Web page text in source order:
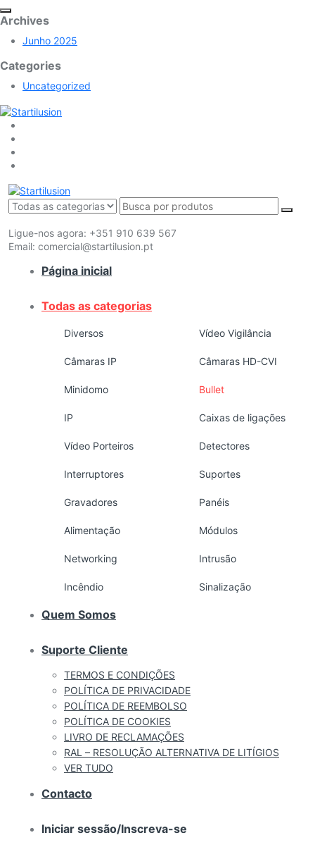
Archives
Junho 2025
Categories
Uncategorized
Ligue-nos agora: +351 910 639 567
Email: comercial@startilusion.pt
Página inicial
Todas as categorias
Diversos Vídeo Vigilância
Câmaras IP Câmaras HD-CVI
Minidomo Bullet
IP Caixas de ligações
Vídeo Porteiros Detectores
Interruptores Suportes
Gravadores Panéis
Alimentação Módulos
Networking Intrusão
Incêndio Sinalização
Quem Somos
Suporte Cliente
TERMOS E CONDIÇÕES
POLÍTICA DE PRIVACIDADE
POLÍTICA DE REEMBOLSO
POLÍTICA DE COOKIES
LIVRO DE RECLAMAÇÕES
RAL – RESOLUÇÃO ALTERNATIVA DE LITÍGIOS
VER TUDO
Contacto
Iniciar sessão/Inscreva-se